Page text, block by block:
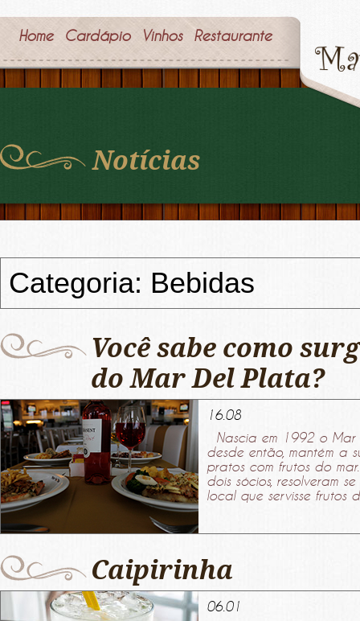
Home Cardápio Vinhos Restaurante
Notícias
Categoria: Bebidas
Você sabe como
do Mar Del Plata?
16.08
Nascia em 1992 o Mar
desde então, mantém a
pratos com frutos do
dois sócios, resolveram
local que servisse frutos
Caipirinha
06.01